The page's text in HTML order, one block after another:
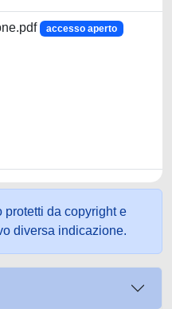
accesso aperto
protetti da copyright e
diversa indicazione.